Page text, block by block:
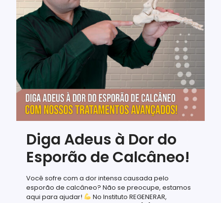
Diga Adeus à Dor do
Esporão de Calcâneo!
Você sofre com a dor intensa causada pelo
esporão de calcâneo? Não se preocupe, estamos
aqui para ajudar!
No Instituto REGENERAR,